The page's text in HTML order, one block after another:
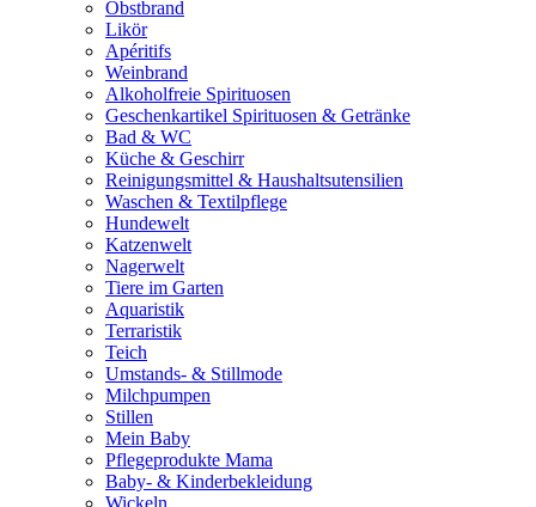
Obstbrand
Likör
Apéritifs
Weinbrand
Alkoholfreie Spirituosen
Geschenkartikel Spirituosen & Getränke
Bad & WC
Küche & Geschirr
Reinigungsmittel & Haushaltsutensilien
Waschen & Textilpflege
Hundewelt
Katzenwelt
Nagerwelt
Tiere im Garten
Aquaristik
Terraristik
Teich
Umstands- & Stillmode
Milchpumpen
Stillen
Mein Baby
Pflegeprodukte Mama
Baby- & Kinderbekleidung
Wickeln